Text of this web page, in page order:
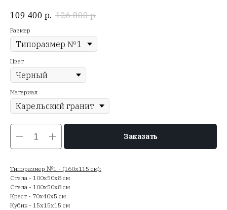
109 400 р. 126 800 р.
Размер
Цвет
Материал
Заказать
Типоразмер №1 - (160х115 см):
Стела - 100х50х8 см
Стела - 100х50х8 см
Крест - 70х40х5 см
Кубик - 15х15х15 см